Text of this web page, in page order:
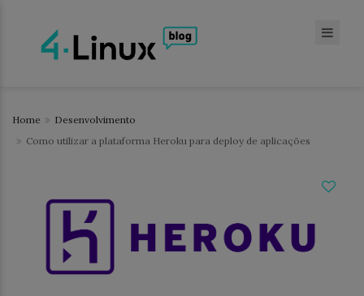
Home
Desenvolvimento
Como utilizar a plataforma Heroku para deploy de aplicações